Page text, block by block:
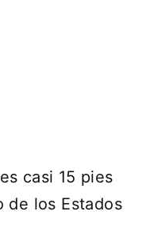
casi 15 pies
de los Estados